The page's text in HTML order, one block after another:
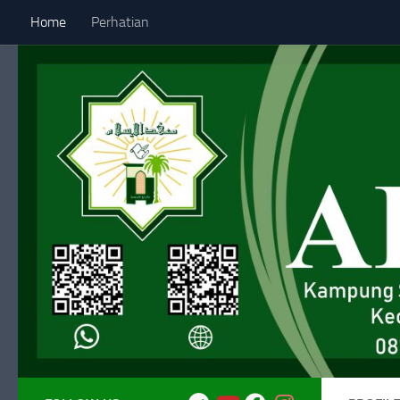
Skip to content
Home Perhatian